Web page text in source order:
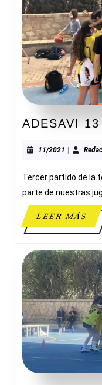
ADESAVI
11/2021 11/2021
Tercer partido de la
parte de nuestras
LEER MÁS